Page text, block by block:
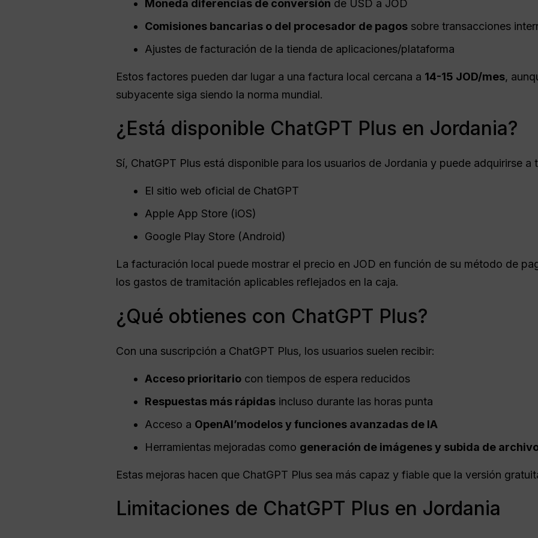
Moneda diferencias de conversión de USD a JOD
Comisiones bancarias o del procesador de pagos sobre transacciones
Ajustes de facturación de la tienda de aplicaciones/plataforma
Estos factores pueden dar lugar a una factura local cercana a 14-15 JOD/mes,
subyacente siga siendo la norma mundial.
¿Está disponible ChatGPT Plus en Jordania?
Sí, ChatGPT Plus está disponible para los usuarios de Jordania y puede adquirirse a
El sitio web oficial de ChatGPT
Apple App Store (iOS)
Google Play Store (Android)
La facturación local puede mostrar el precio en JOD en función de su método de
los gastos de tramitación aplicables reflejados en la caja.
¿Qué obtienes con ChatGPT Plus?
Con una suscripción a ChatGPT Plus, los usuarios suelen recibir:
Acceso prioritario con tiempos de espera reducidos
Respuestas más rápidas incluso durante las horas punta
Acceso a OpenAI’modelos y funciones avanzadas de IA
Herramientas mejoradas como generación de imágenes y subida de
Estas mejoras hacen que ChatGPT Plus sea más capaz y fiable que la versión
Limitaciones de ChatGPT Plus en Jordania